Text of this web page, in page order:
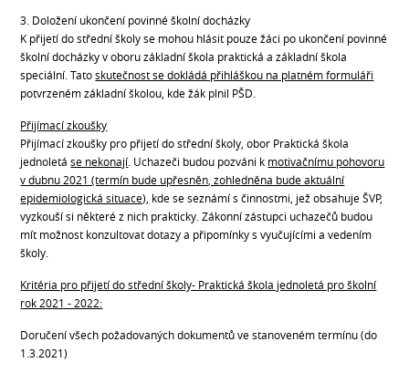
3. Doložení ukončení povinné školní docházky
K přijetí do střední školy se mohou hlásit pouze žáci po ukončení povinné
školní docházky v oboru základní škola praktická a základní škola
speciální. Tatoskutečnost se dokládá přihláškou na platném formuláři
potvrzeném základní školou, kde žák plnil PŠD.
Přijímací zkoušky
Přijímací zkoušky pro přijetí do střední školy, obor Praktická škola
jednoletáse nekonají . Uchazeči budou pozváni k motivačnímu pohovoru
v dubnu 2021 (termín bude upřesněn, zohledněna bude aktuální
epidemiologická situace), kde se seznámí s činnostmi, jež obsahuje ŠVP,
vyzkouší si některé z nich prakticky. Zákonní zástupci uchazečů budou
mít možnost konzultovat dotazy a připomínky s vyučujícími a vedením
školy.
Kritéria pro přijetí do střední školy- Praktická škola jednoletá pro školní
rok 2021 - 2022:
Doručení všech požadovaných dokumentů ve stanoveném termínu (do
1.3.2021)